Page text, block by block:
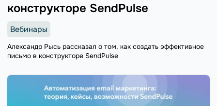
конструкторе SendPulse
Вебинары
Александр Рысь рассказал о том, как создать эффективное
письмо в конструкторе SendPulse